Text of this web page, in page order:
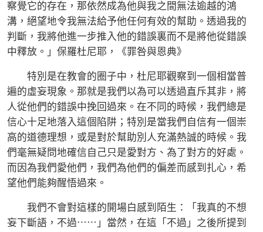
察覺它的存在，那依然成為他與我之間無法逾越的鴻
溝，絕望地令我無法給予他任何有效的幫助。透過我的
判斷，我將他進一步推入他的錯誤裏而不是將他從錯誤
中釋放。」保羅杜尼耶，《罪咎與恩典》
特別是在教會的圈子中，杜尼耶觀察到一個相當普
遍的虛妄現象。那就是我們以為可以透過直斥其非，將
人從他們的錯誤中挽回過來。在不同的時候，我們總是
信心十足地落入這個陷阱；特別是當我們自信有一個崇
高的道德理想，或是對於幫助別人充滿熱誠的時候。我
們毫無疑問地確信自己只是愛對方、為了對方的好處。
而因為我們愛他們，我們為他們的偏差而感到扎心，希
望他們能夠醒悟過來。
我們不會對這樣的開場白感到陌生：「我真的不想
妄下斷語，不過⋯⋯」當然，在這「不過」之後所提到